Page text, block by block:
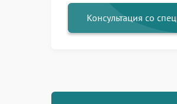
Консультация со